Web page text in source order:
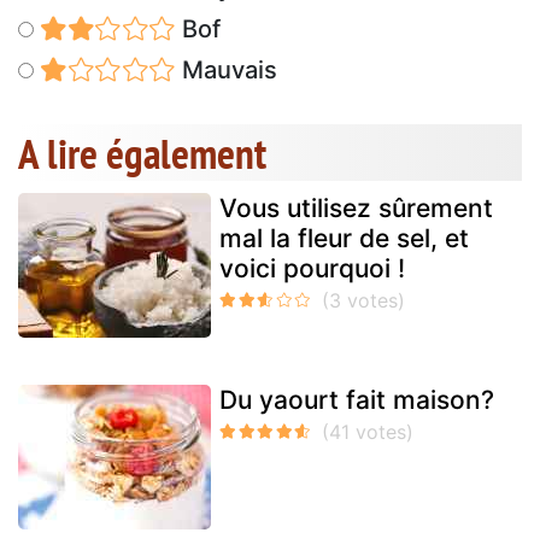
Bof
Mauvais
A lire également
Vous utilisez sûrement
mal la fleur de sel, et
voici pourquoi !
Du yaourt fait maison?